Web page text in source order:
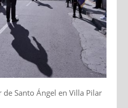
de Santo Ángel en Villa Pilar